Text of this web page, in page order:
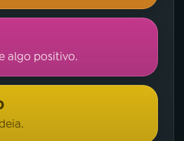
algo positivo.